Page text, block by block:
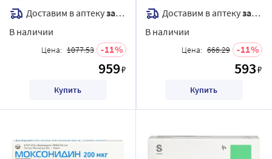
Доставим в аптекузавтра
В наличии
Цена: 1077.53 11
959₽
Купить
Доставим в аптекузавтра
В наличии
Цена: 666.29 11
593₽
Купить